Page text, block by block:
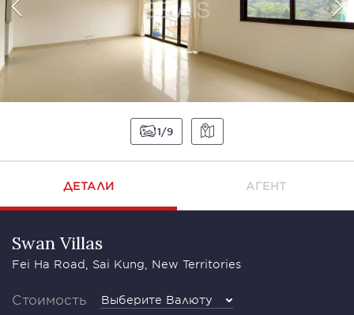
1 9
ДЕТАЛИ АГЕНТ
Swan Villas
Fei Ha Road, Sai Kung, New Territories
Стоимость Выберите Валюту